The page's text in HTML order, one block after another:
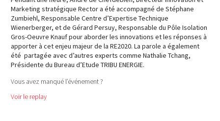
Marketing stratégique Rector a été accompagné de Stéphane
Zumbiehl, Responsable Centre d’Expertise Technique
Wienerberger, et de Gérard Persuy, Responsable du Pôle Isolation
Gros-Oeuvre Knauf pour aborder les innovations et les réponses à
apporter à cet enjeu majeur de la RE2020. La parole a également
été partagée avec d’autres experts comme Nathalie Tchang,
Présidente du Bureau d’Etude TRIBU ENERGIE.
Vous avez manqué l’événement ?
Voir le replay